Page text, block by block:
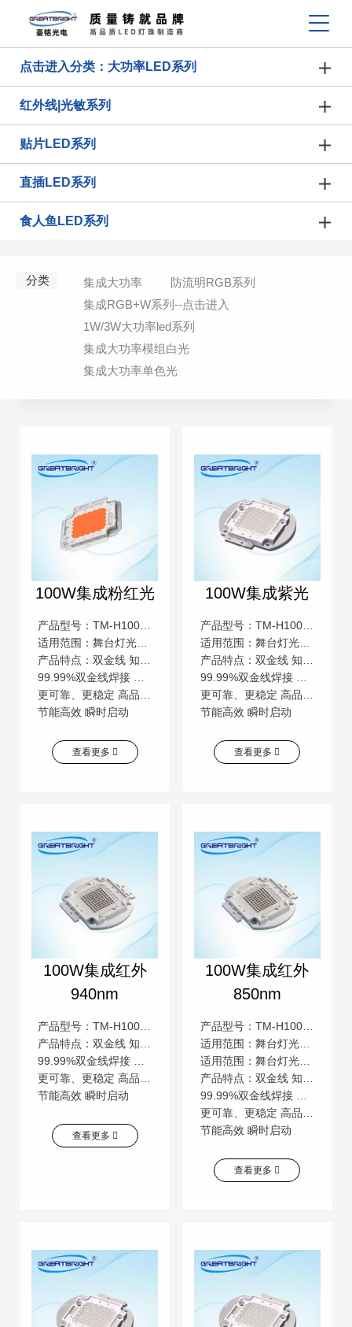
点击进入分类：大功率LED系列
红外线|光敏系列
贴片LED系列
直插LED系列
食人鱼LED系列
分类 集成大功率
防流明RGB系列
集成RGB+W系列--点击进入
1W/3W大功率led系列
集成大功率模组白光
集成大功率单色光
100W集成粉红光
适用范围：舞台灯光，汽车照明，景观照明等广泛用途
产品特点：双金线 知名芯片 低压直流
99.99%双金线焊接 颜色一致性高 低压直流操作
更可靠、更稳定 高品质，高流明 更安全
节能高效 瞬时启动
查看更多
100W集成紫光
产品型号：TM-H100UV400YLBJ9-E
适用范围：舞台灯光，汽车照明，景观照明等广泛用途
产品特点：双金线 知名芯片 低压直流
99.99%双金线焊接 颜色一致性高 低压直流操作
更可靠、更稳定 高品质，高流明 更安全
节能高效 瞬时启动
查看更多
100W集成红外
940nm
产品特点：双金线 知名芯片 低压直流
99.99%双金线焊接 颜色一致性高 低压直流操作
更可靠、更稳定 高品质，高流明 更安全
节能高效 瞬时启动
查看更多
100W集成红外
850nm
产品型号：TM-H100IR850YLBJ9-E
适用范围：舞台灯光，汽车照明，景观照明等广泛用途
适用范围：舞台灯光，汽车照明，景观照明等广泛用途
产品特点：双金线 知名芯片 低压直流
99.99%双金线焊接 颜色一致性高 低压直流操作
更可靠、更稳定 高品质，高流明 更安全
节能高效 瞬时启动
查看更多